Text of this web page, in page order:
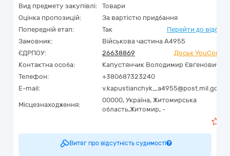
Вид предмету закупівлі:
Товари
Оцінка пропозицій:
За вартістю придбання
Попередній етап:
Так
Перейти до відбору
Замовник:
Військова частина А4955
ЄДРПОУ:
26638869
Досьє YouControl
Контактна особа:
Капустянчик Володимир Євгенович
Телефон:
+380687323240
E-mail:
v.kapustianchyk_a4955@post.mil.gov.ua
Місцезнаходження:
00000, Україна, Житомирська
область,Житомир, -
Витяг про відсутність судимості